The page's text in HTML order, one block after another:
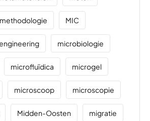
methodologie MIC
microbiologie
microfluïdica microgel
microscoop microscopie
Midden-Oosten migratie